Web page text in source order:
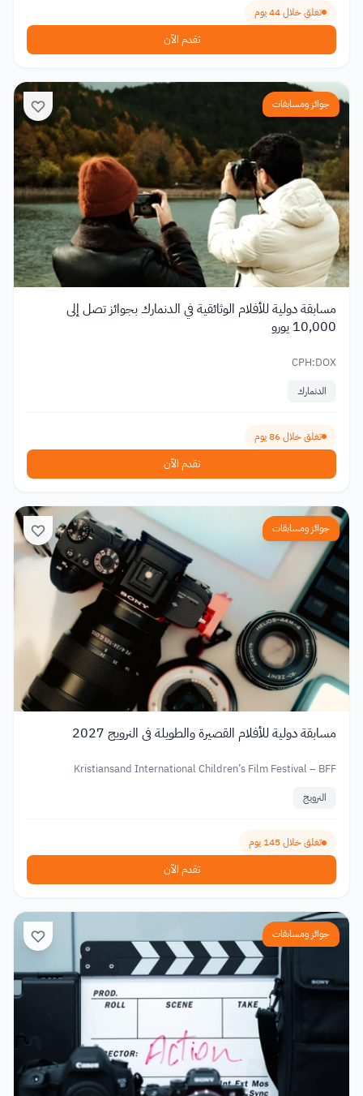
تغلق خلال 44 يوم
تقدم الآن
جوائز ومسابقات
مسابقة دولية للأفلام الوثائقية في الدنمارك بجوائز تصل إلى
10,000 يورو
CPH:DOX
الدنمارك
تغلق خلال 86 يوم
تقدم الآن
جوائز ومسابقات
مسابقة دولية للأفلام القصيرة والطويلة في النرويج 2027
Kristiansand International Children’s Film Festival – BFF
النرويج
تغلق خلال 145 يوم
تقدم الآن
جوائز ومسابقات